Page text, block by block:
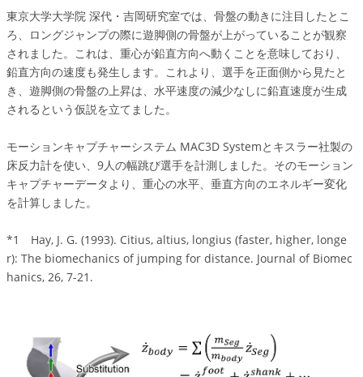
東京大学大学院 深代・吉岡研究室では、骨盤の動きに注目したとこ
ろ、ロングジャンプの際に遊脚側の骨盤が上がっていることが観察
されました。これは、重心が鉛直方向へ動くことを意味しており、
鉛直方向の速度も発生します。これより、選手を正面側から見たと
き、遊脚側の骨盤の上昇は、水平速度の減少なしに鉛直速度が生成
されるという仮説を立てました。
モーションキャプチャーシステム MAC3D Systemとキスラー社製の
床反力計を使い、9人の幅跳び選手を計測しました。そのモーション
キャプチャーデータより、重心の水平、垂直方向のエネルギー変化
を計算しました。
*1 Hay, J. G. (1993). Citius, altius, longius (faster, higher, longe
r): The biomechanics of jumping for distance. Journal of Biomec
hanics, 26, 7-21.